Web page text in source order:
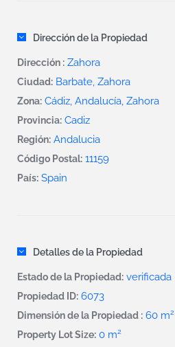
Dirección de la Propiedad
Dirección : Zahora
Ciudad: Barbate, Zahora
Zona: Cádiz, Andalucía, Zahora
Provincia: Cadiz
Región: Andalucia
Código Postal: 11159
País: Spain
Detalles de la Propiedad
Estado de la Propiedad: verificada
Propiedad ID: 6073
Dimensión de la Propiedad : 60 m2
Property Lot Size: 0 m2